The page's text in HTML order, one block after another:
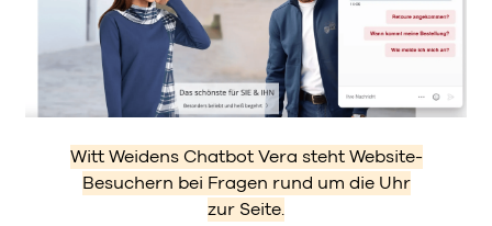
Witt Weidens Chatbot Vera steht Website-
Besuchern bei Fragen rund um die Uhr
zur Seite.